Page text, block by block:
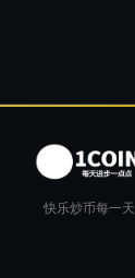
快乐炒币每一天